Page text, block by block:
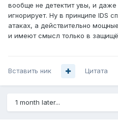
вообще не детектит увы, и даже
игнорирует. Ну в принципе IDS
атаках, а действительно
и имеют смысл только в
Вставить ник Цитата
1 month later...